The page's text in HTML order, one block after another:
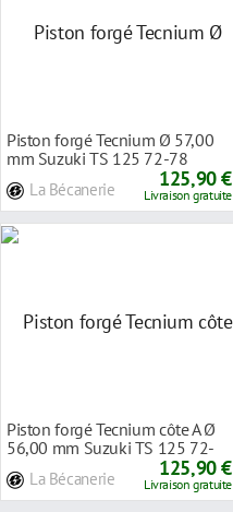
Piston forgé Tecnium Ø 57,00
mm Suzuki TS 125 72-78
La Bécanerie 125,90 €
Livraison gratuite
Piston forgé Tecnium côte A Ø
56,00 mm Suzuki TS 125 72-
La Bécanerie 125,90 €
Livraison gratuite